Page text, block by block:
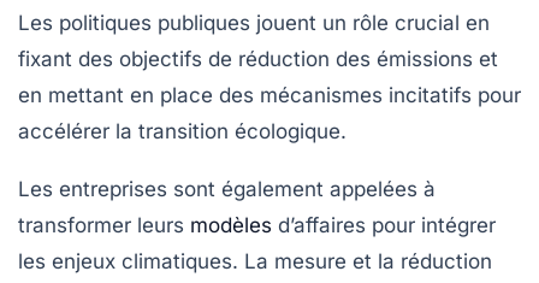
Les politiques publiques jouent un rôle crucial en
fixant des objectifs de réduction des émissions et
en mettant en place des mécanismes incitatifs pour
accélérer la transition écologique.
Les entreprises sont également appelées à
transformer leurs modèles d’affaires pour intégrer
les enjeux climatiques. La mesure et la réduction